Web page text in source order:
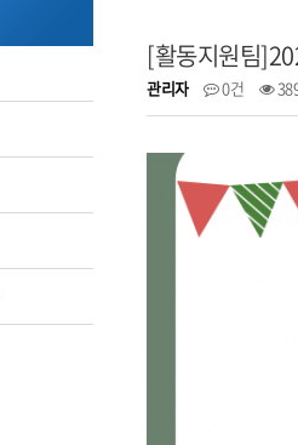
[활동지원팀
관리자 0건